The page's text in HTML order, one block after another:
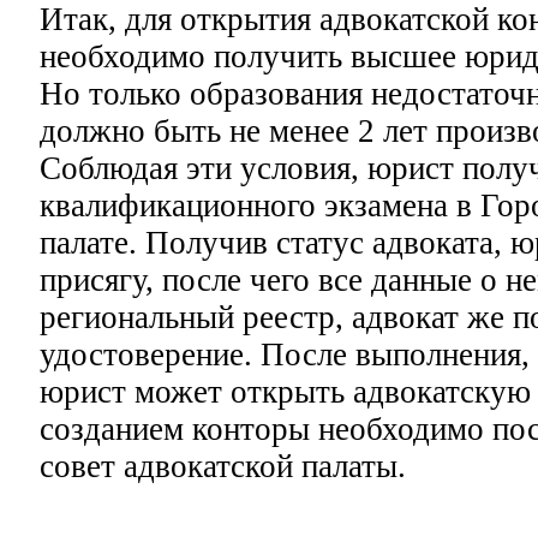
Итак, для открытия адвокатской
необходимо получить высшее
Но только образования
должно быть не менее 2 лет
Соблюдая эти условия, юрист
квалификационного экзамена в
палате. Получив статус адвоката,
присягу, после чего все данные о
региональный реестр, адвокат же
удостоверение. После выполнения,
юрист может открыть
созданием конторы необходимо
совет адвокатской палаты.